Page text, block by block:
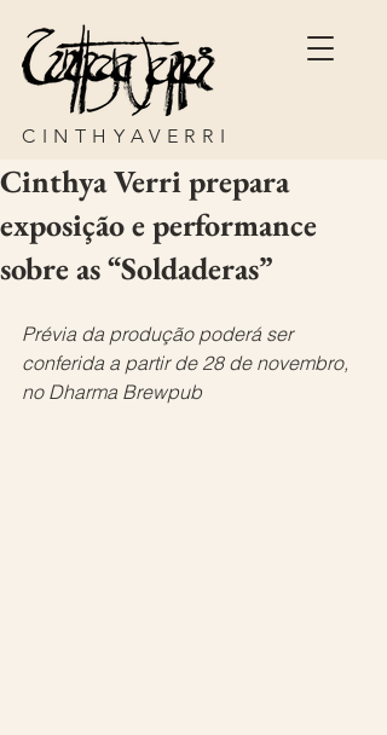
CINTHYAVERRI
Cinthya Verri prepara
exposição e performance
sobre as “Soldaderas”
Prévia da produção poderá ser
conferida a partir de 28 de novembro,
no Dharma Brewpub